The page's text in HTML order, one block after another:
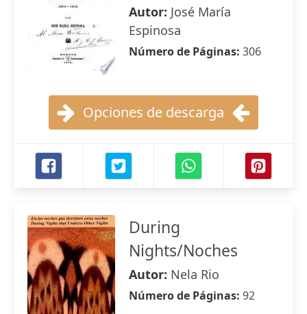
Autor: José María
Espinosa
Número de Páginas: 306
Opciones de descarga
During
Nights/Noches
Autor: Nela Rio
Número de Páginas: 92